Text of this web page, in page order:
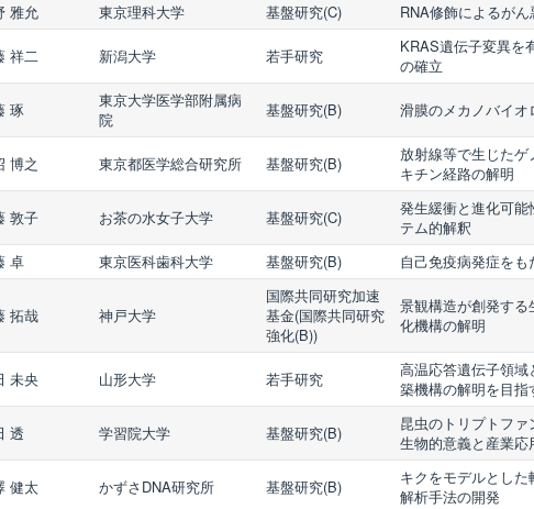
雅允
東京理科大学 基盤研究(C) RNA修飾によるが
祥二 新潟大学 若手研究
KRAS遺伝子変異を
の確立
琢
東京大学医学部附属病
院
基盤研究(B) 滑膜のメカノバイ
博之 東京都医学総合研究所 基盤研究(B)
放射線等で生じた
キチン経路の解明
敦子 お茶の水女子大学 基盤研究(C)
発生緩衝と進化可
テム的解釈
卓 東京医科歯科大学 基盤研究(B) 自己免疫病発症を
拓哉 神戸大学
国際共同研究加速
基金(国際共同研究
強化(B))
景観構造が創発す
化機構の解明
未央 山形大学 若手研究
高温応答遺伝子領
築機構の解明を目指
透 学習院大学 基盤研究(B)
昆虫のトリプトフ
生物的意義と産業応
健太 かずさDNA研究所 基盤研究(B)
キクをモデルとし
解析手法の開発